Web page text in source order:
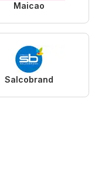
Maicao
Salcobrand